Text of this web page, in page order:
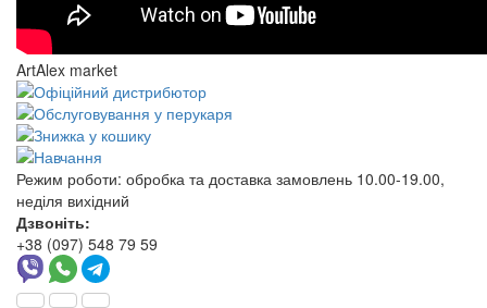
ArtAlex market
Режим роботи: обробка та доставка замовлень 10.00-19.00,
неділя вихідний
Дзвоніть:
+38 (097) 548 79 59